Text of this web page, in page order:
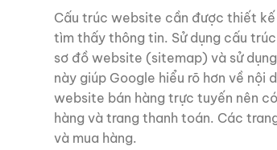
Cấu trúc website cần được thiết
tìm thấy thông tin. Sử dụng cấu
sơ đồ website (sitemap) và sử
này giúp Google hiểu rõ hơn về
website bán hàng trực tuyến nên
hàng và trang thanh toán. Các
và mua hàng.